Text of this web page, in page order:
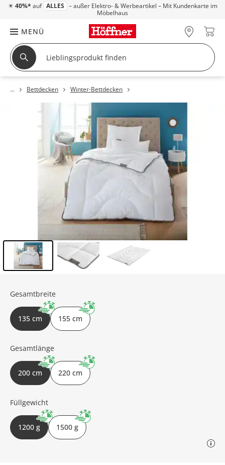
☀ 40%* auf ALLES – außer Elektro- & Werbeartikel – Mit Kundenkarte im
Möbelhaus
MENÜ
Bettdecken Winter-Bettdecken
Gesamtbreite
135 cm 155 cm
Gesamtlänge
200 cm 220 cm
Füllgewicht
1200 g 1500 g